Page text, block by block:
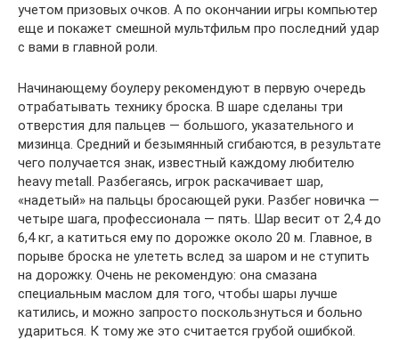
учетом призовых очков. А по окончании игры компьютер
еще и покажет смешной мультфильм про последний удар
с вами в главной роли.
Начинающему боулеру рекомендуют в первую очередь
отрабатывать технику броска. В шаре сделаны три
отверстия для пальцев — большого, указательного и
мизинца. Средний и безымянный сгибаются, в результате
чего получается знак, известный каждому любителю
heavy metall. Разбегаясь, игрок раскачивает шар,
«надетый» на пальцы бросающей руки. Разбег новичка —
четыре шага, профессионала — пять. Шар весит от 2,4 до
6,4 кг, а катиться ему по дорожке около 20 м. Главное, в
порыве броска не улететь вслед за шаром и не ступить
на дорожку. Очень не рекомендую: она смазана
специальным маслом для того, чтобы шары лучше
катились, и можно запросто поскользнуться и больно
удариться. К тому же это считается грубой ошибкой.